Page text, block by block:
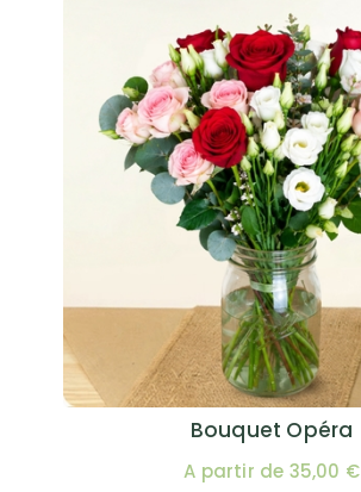
Bouquet Opéra
A partir de 35,00 €